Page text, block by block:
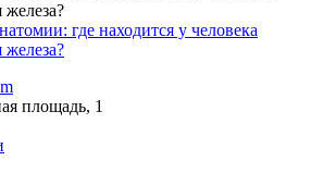
где находится у человека
площадь, 1